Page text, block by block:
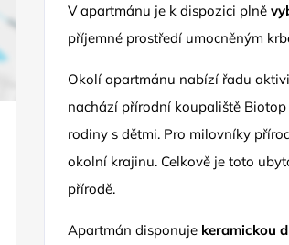
V apartmánu je k dispozici plně
příjemné prostředí umocněným
Okolí apartmánu nabízí řadu
nachází přírodní koupaliště Biotop
rodiny s dětmi. Pro milovníky
okolní krajinu. Celkově je toto
přírodě.
Apartmán disponuje keramickou